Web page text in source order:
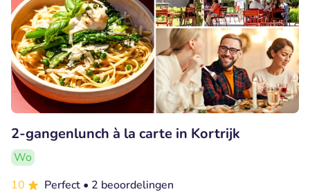
2-gangenlunch à la carte in Kortrijk
Wo
10
Perfect • 2 beoordelingen